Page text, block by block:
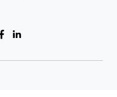
Email
page
on Pinterest
on Twitter
Share on